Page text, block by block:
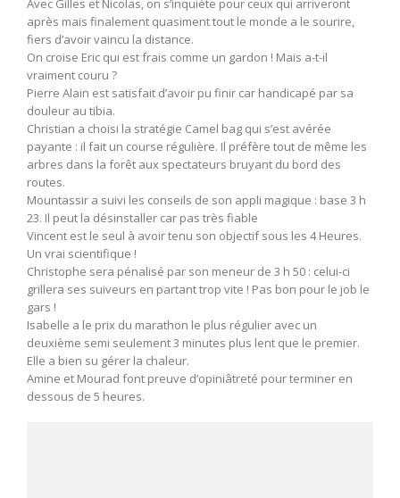
Avec Gilles et Nicolas, on s’inquiète pour ceux qui arriveront
après mais finalement quasiment tout le monde a le sourire,
fiers d’avoir vaincu la distance.
On croise Eric qui est frais comme un gardon ! Mais a-t-il
vraiment couru ?
Pierre Alain est satisfait d’avoir pu finir car handicapé par sa
douleur au tibia.
Christian a choisi la stratégie Camel bag qui s’est avérée
payante : il fait un course régulière. Il préfère tout de même les
arbres dans la forêt aux spectateurs bruyant du bord des
routes.
Mountassir a suivi les conseils de son appli magique : base 3 h
23. Il peut la désinstaller car pas très fiable
Vincent est le seul à avoir tenu son objectif sous les 4 Heures.
Un vrai scientifique !
Christophe sera pénalisé par son meneur de 3 h 50 : celui-ci
grillera ses suiveurs en partant trop vite ! Pas bon pour le job le
gars !
Isabelle a le prix du marathon le plus régulier avec un
deuxième semi seulement 3 minutes plus lent que le premier.
Elle a bien su gérer la chaleur.
Amine et Mourad font preuve d’opiniâtreté pour terminer en
dessous de 5 heures.